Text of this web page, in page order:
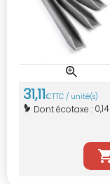
31,11€TTC / unité(s)
Dont écotaxe : 0,14